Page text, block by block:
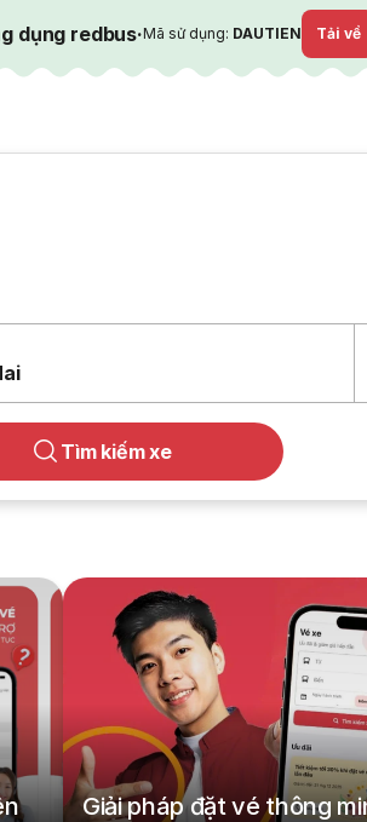
dụng redbus·Mã sử dụng: DAUTIEN Tải về
Tìm kiếm xe
Giải pháp đặt vé thông